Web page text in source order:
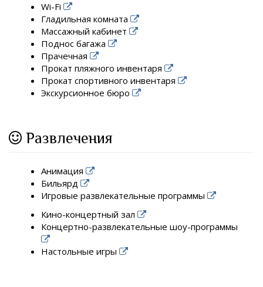
Wi-Fi
Гладильная комната
Массажный кабинет
Поднос багажа
Прачечная
Прокат пляжного инвентаря
Прокат спортивного инвентаря
Экскурсионное бюро
Развлечения
Анимация
Бильярд
Игровые развлекательные программы
Кино-концертный зал
Концертно-развлекательные шоу-программы
Настольные игры